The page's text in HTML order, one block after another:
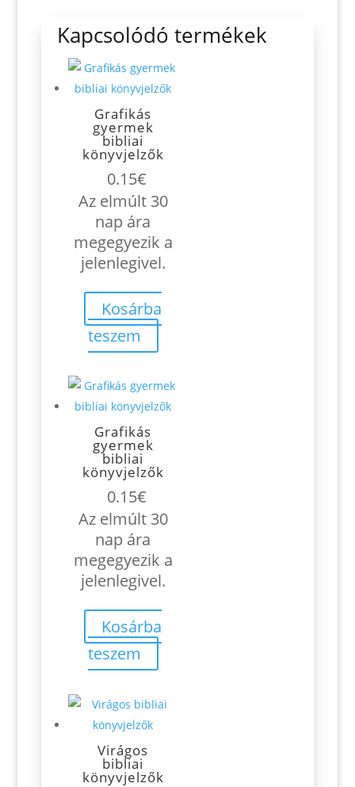
Kapcsolódó termékek
Grafikás
gyermek
bibliai
könyvjelzők
0.15€
Az elmúlt 30
nap ára
megegyezik a
jelenlegivel.
Kosárba
teszem
Grafikás
gyermek
bibliai
könyvjelzők
0.15€
Az elmúlt 30
nap ára
megegyezik a
jelenlegivel.
Kosárba
teszem
Virágos
bibliai
könyvjelzők